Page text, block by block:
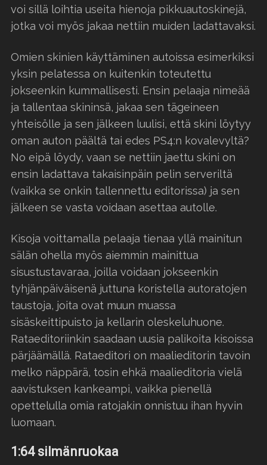
voi sillä loihtia useita hienoja pikkuautoskinejä,
jotka voi myös jakaa nettiin muiden ladattavaksi.
Omien skinien käyttäminen autoissa esimerkiksi
yksin pelatessa on kuitenkin toteutettu
jokseenkin kummallisesti. Ensin pelaaja nimeää
ja tallentaa skininsä, jakaa sen tägeineen
yhteisölle ja sen jälkeen luulisi, että skini löytyy
oman auton päältä tai edes PS4:n kovalevyltä?
No eipä löydy, vaan se nettiin jaettu skini on
ensin ladattava takaisinpäin pelin serveriltä
(vaikka se onkin tallennettu editorissa) ja sen
jälkeen se vasta voidaan asettaa autolle.
Kisoja voittamalla pelaaja tienaa yllä mainitun
sälän ohella myös aiemmin mainittua
sisustustavaraa, joilla voidaan jokseenkin
tyhjänpäiväisenä juttuna koristella autoratojen
taustoja, joita ovat muun muassa
sisäskeittipuisto ja kellarin oleskeluhuone.
Rataeditoriinkin saadaan uusia palikoita kisoissa
pärjäämällä. Rataeditori on maalieditorin tavoin
melko näppärä, tosin ehkä maalieditoria vielä
aavistuksen kankeampi, vaikka pienellä
opettelulla omia ratojakin onnistuu ihan hyvin
luomaan.
1:64 silmänruokaa